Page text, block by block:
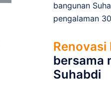
bangunan
pengalaman
Renovasi
bersama
Suhabdi